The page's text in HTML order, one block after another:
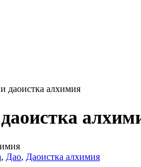
даоистка алхимия
, Дао, Даоистка алхимия